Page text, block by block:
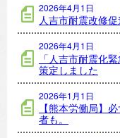
2026年4月1日
人吉市耐震改修
2026年4月1日
「人吉市耐震化
策定しました
2026年1月1日
【熊本労働局】
者も。